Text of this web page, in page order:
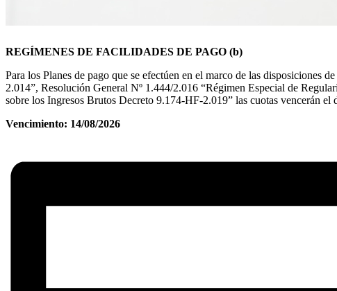
REGÍMENES DE FACILIDADES DE PAGO (b)
Para los Planes de pago que se efectúen en el marco de las disposiciones
2.014”, Resolución General Nº 1.444/2.016 “Régimen Especial de
sobre los Ingresos Brutos Decreto 9.174-HF-2.019” las cuotas vencerán el
Vencimiento: 14/08/2026